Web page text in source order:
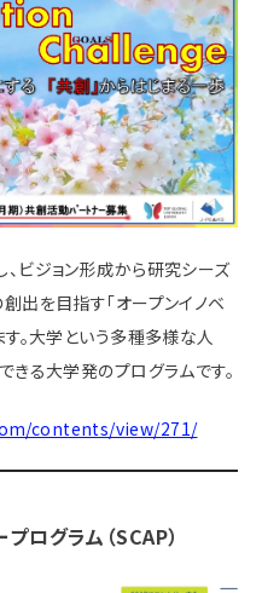
ビジョン形成から研究シーズ
出を目指す「オープンイノベ
す。​大学という多種多様な人
きる大学発のプログラムです。
contents/view/271/
ログラム（SCAP）